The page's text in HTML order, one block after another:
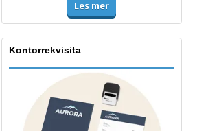
Les mer
Kontorrekvisita